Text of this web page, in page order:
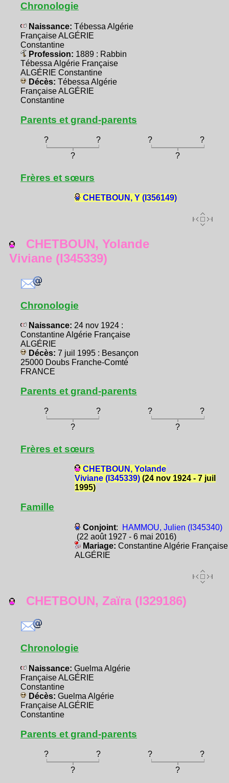
Chronologie
Naissance: Tébessa Algérie
Française ALGÉRIE
Constantine
Profession: 1889 : Rabbin
Tébessa Algérie Française
ALGÉRIE Constantine
Décès: Tébessa Algérie
Française ALGÉRIE
Constantine
Parents et grand-parents
? ? ?
?
?
?
Frères et sœurs
CHETBOUN, Y (I356149)
CHETBOUN, Yolande
Viviane (I345339)
Chronologie
Naissance: 24 nov 1924 :
Constantine Algérie Française
ALGÉRIE
Décès: 7 juil 1995 : Besançon
25000 Doubs Franche-Comté
FRANCE
Parents et grand-parents
? ? ?
?
?
?
Frères et sœurs
CHETBOUN, Yolande
Viviane (I345339)(24 nov 1924 - 7 juil
1995)
Famille
Conjoint:
HAMMOU, Julien (I345340)
(22 août 1927 - 6 mai 2016)
Mariage: Constantine Algérie Française
ALGÉRIE
CHETBOUN, Zaïra (I329186)
Chronologie
Naissance: Guelma Algérie
Française ALGÉRIE
Constantine
Décès: Guelma Algérie
Française ALGÉRIE
Constantine
Parents et grand-parents
? ? ?
?
?
?